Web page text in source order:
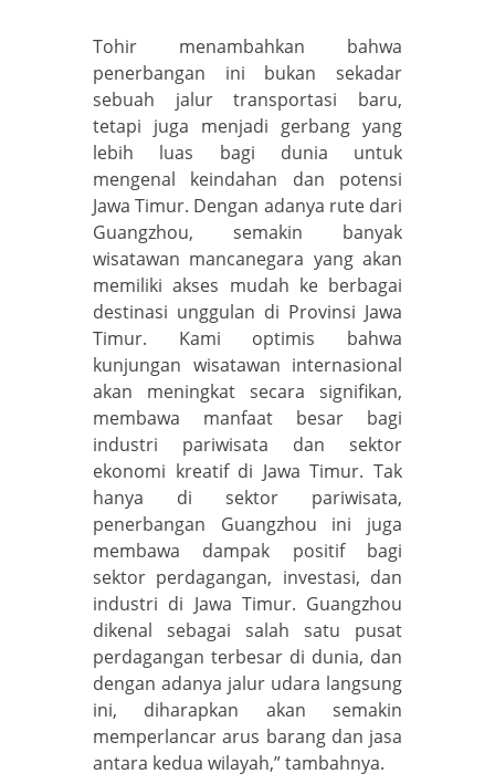
Tohir menambahkan bahwa
penerbangan ini bukan sekadar
sebuah jalur transportasi baru,
tetapi juga menjadi gerbang yang
lebih luas bagi dunia untuk
mengenal keindahan dan potensi
Jawa Timur. Dengan adanya rute dari
Guangzhou, semakin banyak
wisatawan mancanegara yang akan
memiliki akses mudah ke berbagai
destinasi unggulan di Provinsi Jawa
Timur. Kami optimis bahwa
kunjungan wisatawan internasional
akan meningkat secara signifikan,
membawa manfaat besar bagi
industri pariwisata dan sektor
ekonomi kreatif di Jawa Timur. Tak
hanya di sektor pariwisata,
penerbangan Guangzhou ini juga
membawa dampak positif bagi
sektor perdagangan, investasi, dan
industri di Jawa Timur. Guangzhou
dikenal sebagai salah satu pusat
perdagangan terbesar di dunia, dan
dengan adanya jalur udara langsung
ini, diharapkan akan semakin
memperlancar arus barang dan jasa
antara kedua wilayah,” tambahnya.